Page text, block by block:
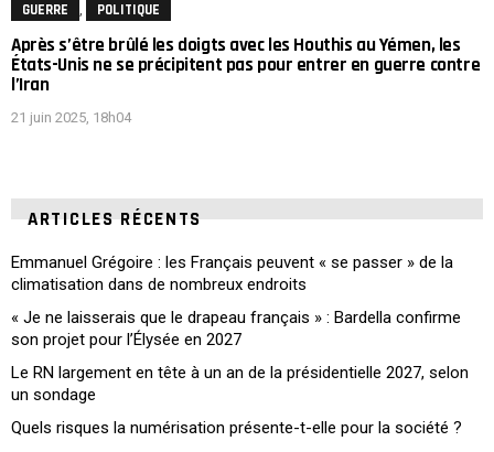
GUERRE POLITIQUE
Après s’être brûlé les doigts avec les Houthis au Yémen, les
États-Unis ne se précipitent pas pour entrer en guerre contre
l’Iran
21 juin 2025, 18h04
ARTICLES RÉCENTS
Emmanuel Grégoire : les Français peuvent « se passer » de la
climatisation dans de nombreux endroits
« Je ne laisserais que le drapeau français » : Bardella confirme
son projet pour l’Élysée en 2027
Le RN largement en tête à un an de la présidentielle 2027, selon
un sondage
Quels risques la numérisation présente-t-elle pour la société ?